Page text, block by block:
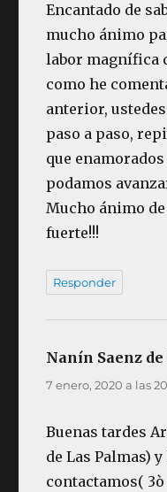
Encantado de
mucho ánimo
labor magnífica
como he
anterior,
paso a paso,
que
podamos
Mucho ánimo
fuerte!!!
Responder
Nanín Saenz
7 enero, 2020 a las
Buenas tardes
de Las Palmas)
contactamos( 3ò